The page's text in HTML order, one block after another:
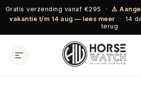
Ga naar inhoud
Gratis verzending vanaf €295 · ⚠️
vakantie t/m 14 aug — lees meer · 14
terug